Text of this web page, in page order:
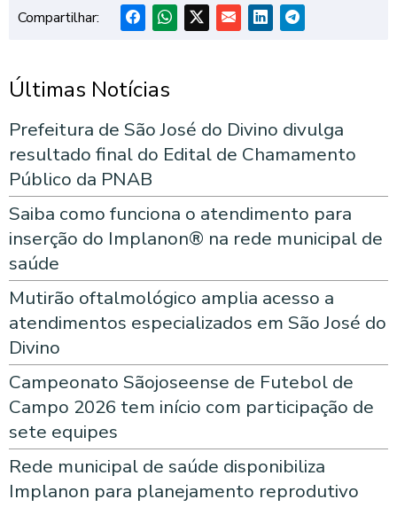
Compartilhar:
Últimas Notícias
Prefeitura de São José do Divino divulga
resultado final do Edital de Chamamento
Público da PNAB
Saiba como funciona o atendimento para
inserção do Implanon® na rede municipal de
saúde
Mutirão oftalmológico amplia acesso a
atendimentos especializados em São José do
Divino
Campeonato Sãojoseense de Futebol de
Campo 2026 tem início com participação de
sete equipes
Rede municipal de saúde disponibiliza
Implanon para planejamento reprodutivo